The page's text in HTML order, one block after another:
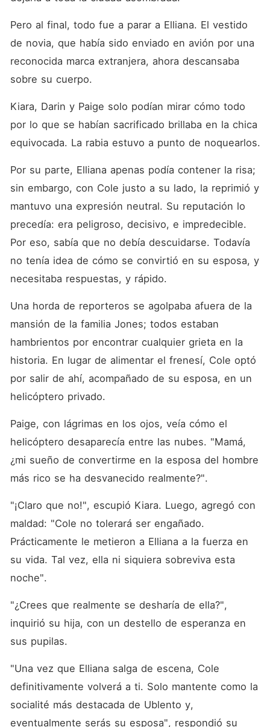
Pero al final, todo fue a parar a Elliana. El vestido
de novia, que había sido enviado en avión por una
reconocida marca extranjera, ahora descansaba
sobre su cuerpo.
Kiara, Darin y Paige solo podían mirar cómo todo
por lo que se habían sacrificado brillaba en la chica
Por su parte, Elliana apenas podía contener la risa;
sin embargo, con Cole justo a su lado, la reprimió y
mantuvo una expresión neutral. Su reputación lo
precedía: era peligroso, decisivo, e impredecible.
Por eso, sabía que no debía descuidarse. Todavía
no tenía idea de cómo se convirtió en su esposa, y
necesitaba respuestas, y rápido.
Una horda de reporteros se agolpaba afuera de la
mansión de la familia Jones; todos estaban
hambrientos por encontrar cualquier grieta en la
historia. En lugar de alimentar el frenesí, Cole optó
por salir de ahí, acompañado de su esposa, en un
helicóptero privado.
Paige, con lágrimas en los ojos, veía cómo el
helicóptero desaparecía entre las nubes. "Mamá,
¿mi sueño de convertirme en la esposa del hombre
más rico se ha desvanecido realmente?".
"¡Claro que no!", escupió Kiara. Luego, agregó con
maldad: "Cole no tolerará ser engañado.
Prácticamente le metieron a Elliana a la fuerza en
su vida. Tal vez, ella ni siquiera sobreviva esta
noche".
"¿Crees que realmente se desharía de ella?",
inquirió su hija, con un destello de esperanza en
sus pupilas.
"Una vez que Elliana salga de escena, Cole
definitivamente volverá a ti. Solo mantente como la
socialité más destacada de Ublento y,
eventualmente serás su esposa", respondió su